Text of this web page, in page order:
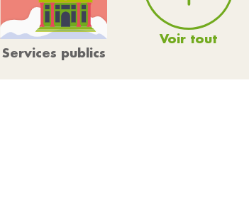
Services publics
Voir tout